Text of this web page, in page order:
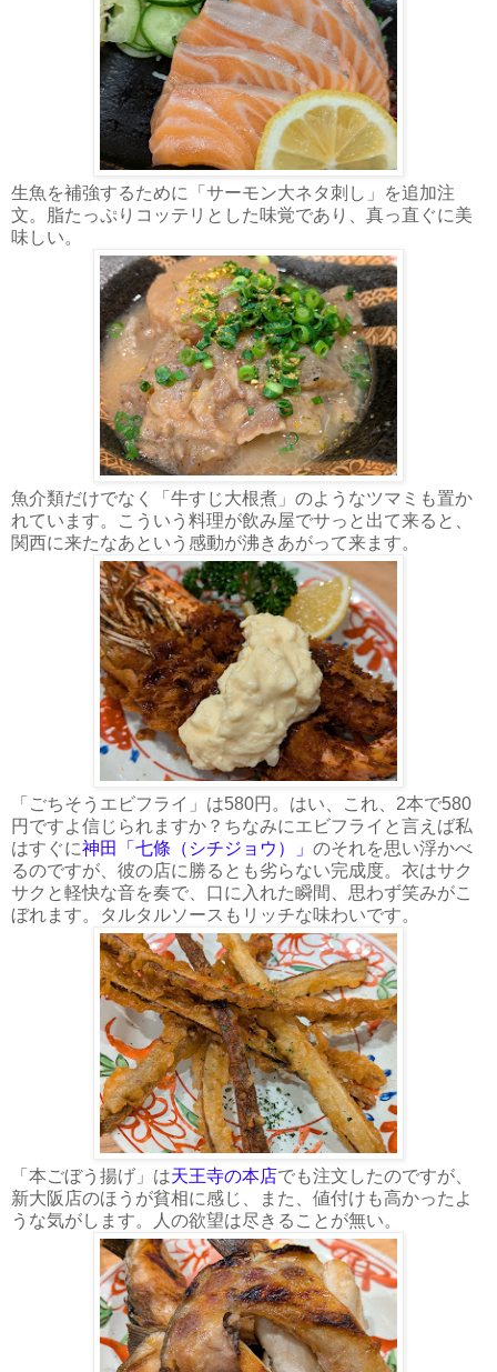
生魚を補強するために「サーモン大ネタ刺し」を追加注
文。脂たっぷりコッテリとした味覚であり、真っ直ぐに美
味しい。
魚介類だけでなく「牛すじ大根煮」のようなツマミも置か
れています。こういう料理が飲み屋でサっと出て来ると、
関西に来たなあという感動が沸きあがって来ます。
「ごちそうエビフライ」は580円。はい、これ、2本で580
円ですよ信じられますか？ちなみにエビフライと言えば私
はすぐに神田「七條（シチジョウ）」 のそれを思い浮かべ
るのですが、彼の店に勝るとも劣らない完成度。衣はサク
サクと軽快な音を奏で、口に入れた瞬間、思わず笑みがこ
ぼれます。タルタルソースもリッチな味わいです。
「本ごぼう揚げ」は天王寺の本店でも注文したのですが、
新大阪店のほうが貧相に感じ、また、値付けも高かったよ
うな気がします。人の欲望は尽きることが無い。